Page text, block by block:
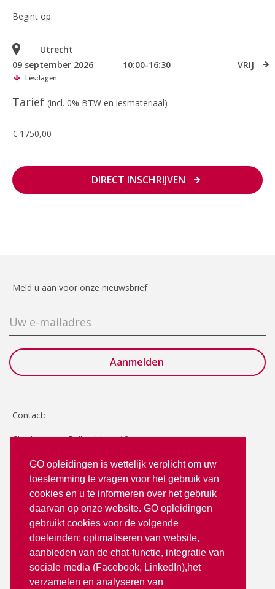
GO opleidingen is wettelijk verplicht om uw
toestemming te vragen voor het gebruik van
cookies en u te informeren over het gebruik
daarvan op onze website. GO opleidingen
gebruikt cookies voor de volgende
doeleinden; optimaliseren van website,
aanbieden van de chat-functie, integratie van
sociale media (Facebook, LinkedIn),het
verzamelen en analyseren van
Begint op:
Utrecht
09 september 2026
10:00-16:30 VRIJ
Lesdagen
Tarief (incl. 0% BTW en lesmateriaal)
€ 1750,00
DIRECT INSCHRIJVEN
Meld u aan voor onze nieuwsbrief
Contact:
Charlotte van Pallandtlaan 18
T: 070 - 3512380
info@goopleidingen.nl
Volg ons op: